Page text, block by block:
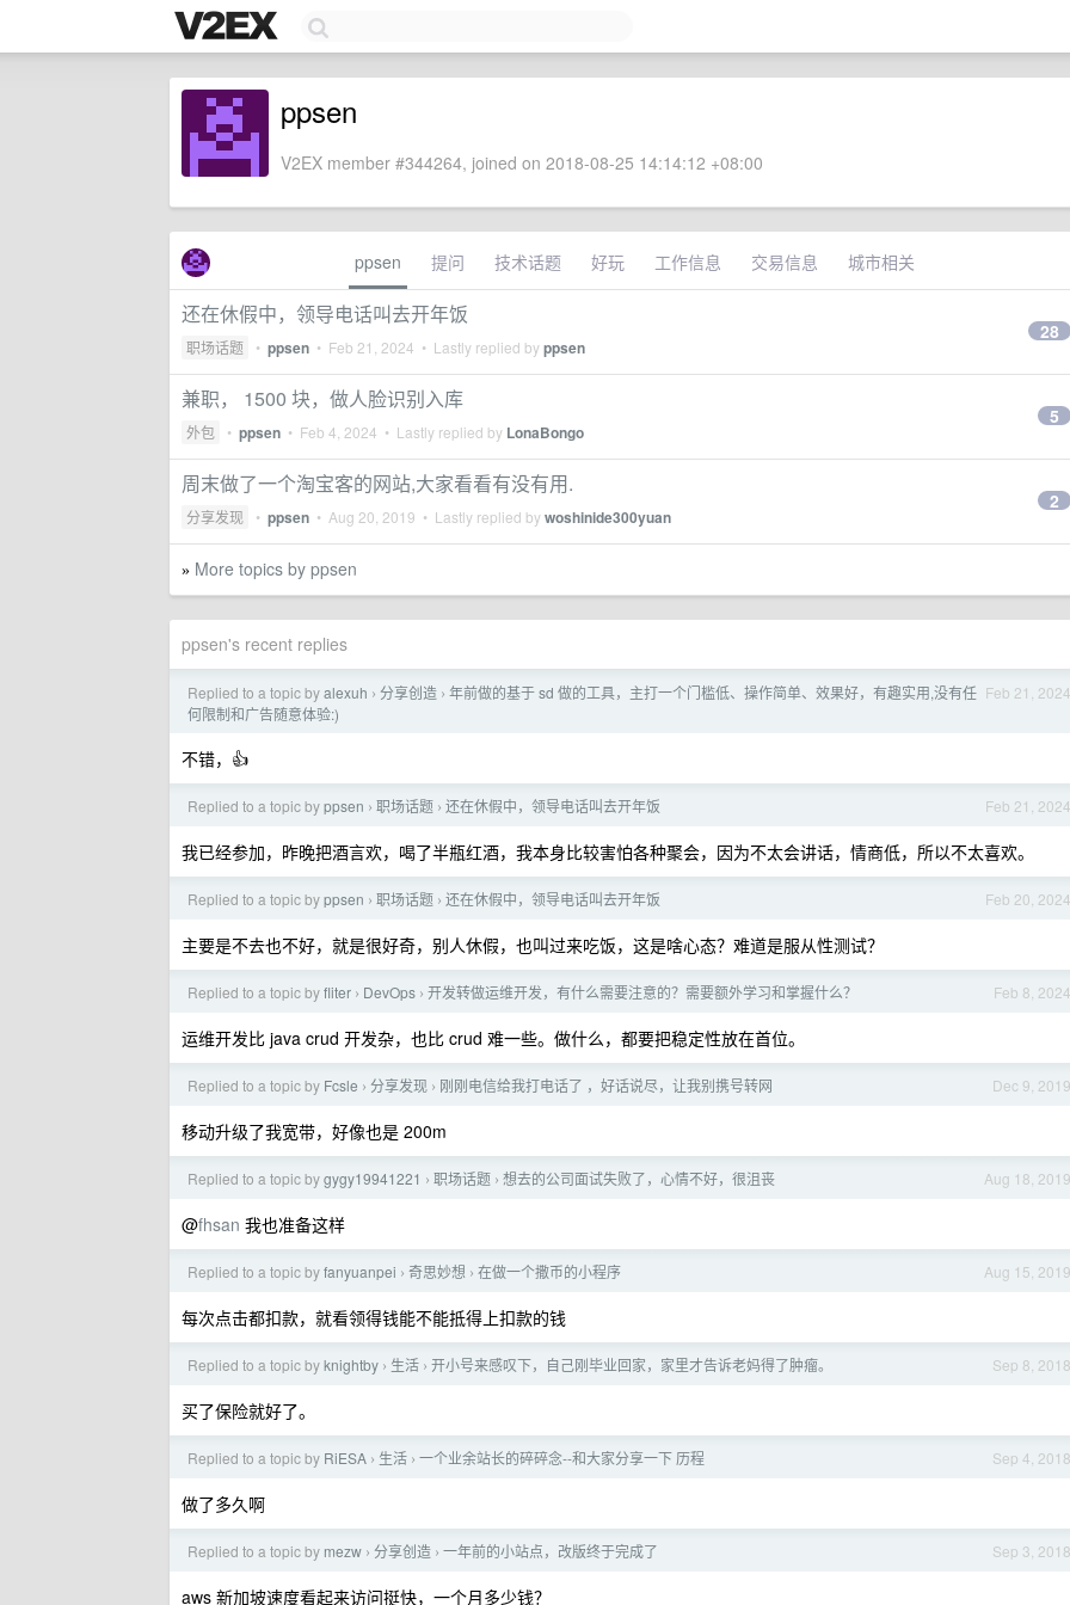
ppsen
V2EX member #344264, joined on 2018-08-25 14:14:12 +08:00
ppsen 提问 技术话题 好玩 工作信息 交易信息 城市相关
还在休假中，领导电话叫去开年饭
职场话题 • ppsen • Feb 21, 2024 • Lastly replied byppsen
28
兼职， 1500 块，做人脸识别入库
外包 • ppsen • Feb 4, 2024 • Lastly replied by LonaBongo
5
周末做了一个淘宝客的网站,大家看看有没有用.
分享发现 • ppsen • Aug 20, 2019 • Lastly replied bywoshinide300yuan
2
» More topics by ppsen
ppsen's recent replies
Feb 21, 2024
Replied to a topic byalexuh › 分享创造 › 年前做的基于 sd 做的工具，主打一个门槛低、操作简单、效果好，有趣实用,没有任
何限制和广告随意体验:)
不错，👍
Feb 21, 2024
Replied to a topic byppsen › 职场话题 › 还在休假中，领导电话叫去开年饭
我已经参加，昨晚把酒言欢，喝了半瓶红酒，我本身比较害怕各种聚会，因为不太会讲话，情商低，所以不太喜欢。
Feb 20, 2024
Replied to a topic byppsen › 职场话题 › 还在休假中，领导电话叫去开年饭
主要是不去也不好，就是很好奇，别人休假，也叫过来吃饭，这是啥心态？难道是服从性测试？
Feb 8, 2024
Replied to a topic byfliter › DevOps › 开发转做运维开发，有什么需要注意的？需要额外学习和掌握什么？
运维开发比 java crud 开发杂，也比 crud 难一些。做什么，都要把稳定性放在首位。
Dec 9, 2019
Replied to a topic by Fcsle › 分享发现 › 刚刚电信给我打电话了 ，好话说尽，让我别携号转网
移动升级了我宽带，好像也是 200m
Aug 18, 2019
Replied to a topic bygygy19941221 › 职场话题 › 想去的公司面试失败了，心情不好，很沮丧
@fhsan 我也准备这样
Aug 15, 2019
Replied to a topic byfanyuanpei › 奇思妙想 › 在做一个撒币的小程序
每次点击都扣款，就看领得钱能不能抵得上扣款的钱
Sep 8, 2018
Replied to a topic byknightby › 生活 › 开小号来感叹下，自己刚毕业回家，家里才告诉老妈得了肿瘤。
买了保险就好了。
Sep 4, 2018
Replied to a topic by RiESA › 生活 › 一个业余站长的碎碎念--和大家分享一下 历程
做了多久啊
Sep 3, 2018
Replied to a topic by mezw › 分享创造 › 一年前的小站点，改版终于完成了
aws 新加坡速度看起来访问挺快，一个月多少钱？